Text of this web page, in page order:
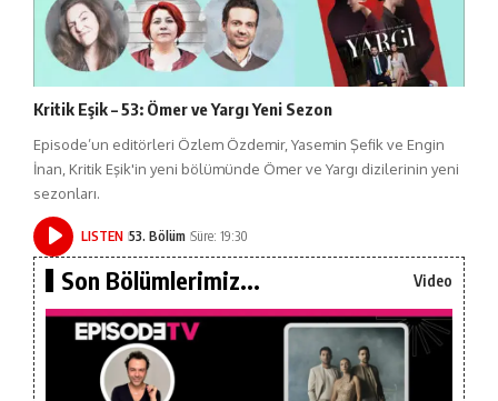
Kritik Eşik – 53: Ömer ve Yargı Yeni Sezon
Episode’un editörleri Özlem Özdemir, Yasemin Şefik ve Engin
İnan, Kritik Eşik'in yeni bölümünde Ömer ve Yargı dizilerinin yeni
sezonları.
LISTEN 53. Bölüm Süre: 19:30
Son Bölümlerimiz... Video